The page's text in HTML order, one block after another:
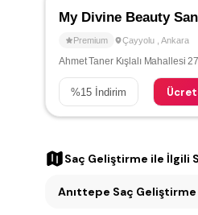
My Divine Beauty
Premium Çayyolu Ankara
Ahmet Taner Kışlalı Mahallesi
%15 İndirim
Saç Geliştirme ile İlgili
Anıttepe Saç